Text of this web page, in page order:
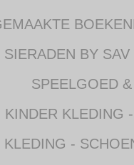
BY SAV
SPEELGOED
KINDER KLEDING
KLEDING -